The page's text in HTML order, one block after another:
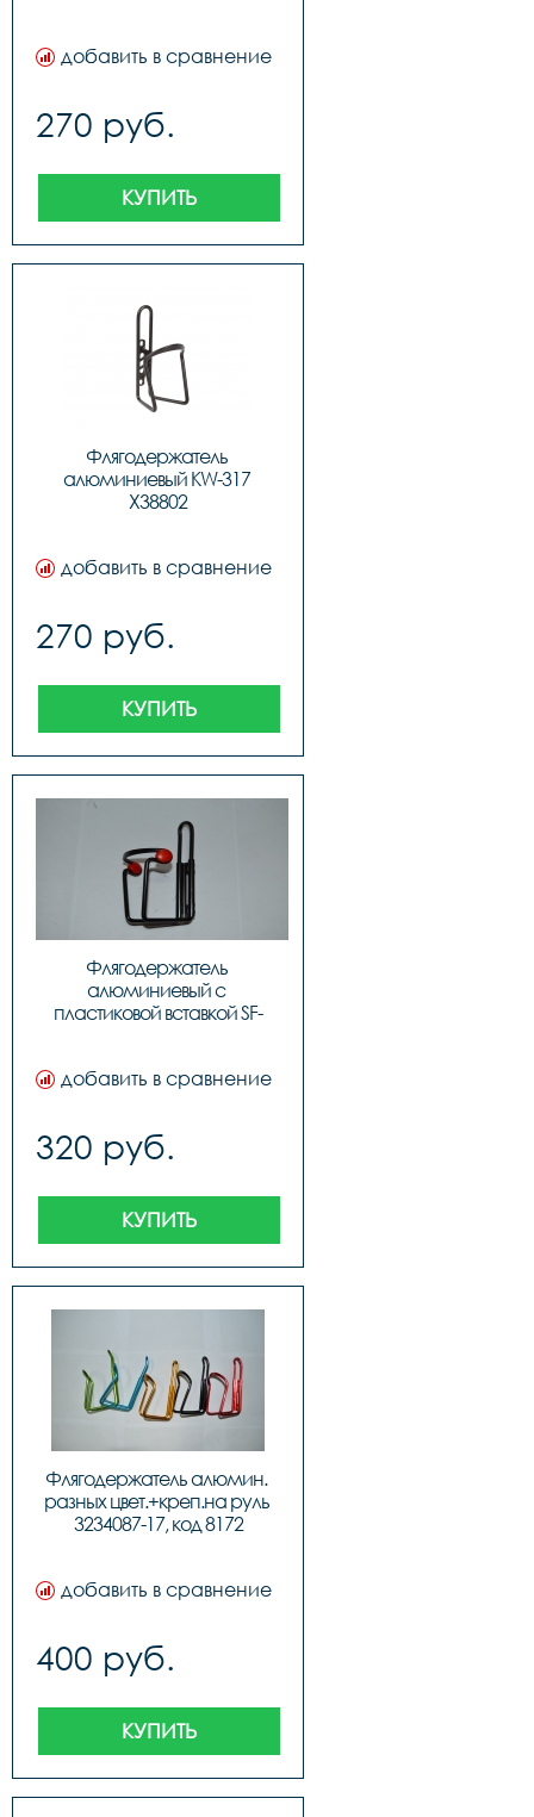
добавить в сравнение
270 руб.
КУПИТЬ
Флягодержатель
алюминиевый KW-317
X38802
добавить в сравнение
270 руб.
КУПИТЬ
Флягодержатель
алюминиевый с
пластиковой вставкой SF-
добавить в сравнение
320 руб.
КУПИТЬ
Флягодержатель алюмин.
разных цвет.+креп.на руль
3234087-17, код 8172
добавить в сравнение
400 руб.
КУПИТЬ